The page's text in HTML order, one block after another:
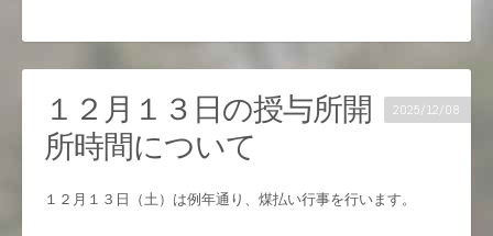
１２月１３日の授与所開
所時間について
2025/12/08
１２月１３日（土）は例年通り、煤払い行事を行います。